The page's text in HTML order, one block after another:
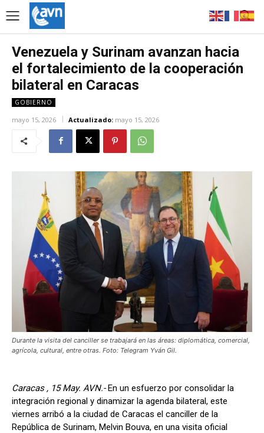
Venezuela y Surinam avanzan hacia
el fortalecimiento de la cooperación
bilateral en Caracas
GOBIERNO
mayo 15, 2026 Actualizado: mayo 15, 2026
Durante la visita del canciller se trabajará en las áreas: diplomática, comercial,
agrícola, cultural, entre otras. Foto: Telegram Yván Gil.
Caracas , 15 May. AVN.-En un esfuerzo por consolidar la
integración regional y dinamizar la agenda bilateral, este
viernes arribó a la ciudad de Caracas el canciller de la
República de Surinam, Melvin Bouva, en una visita oficial